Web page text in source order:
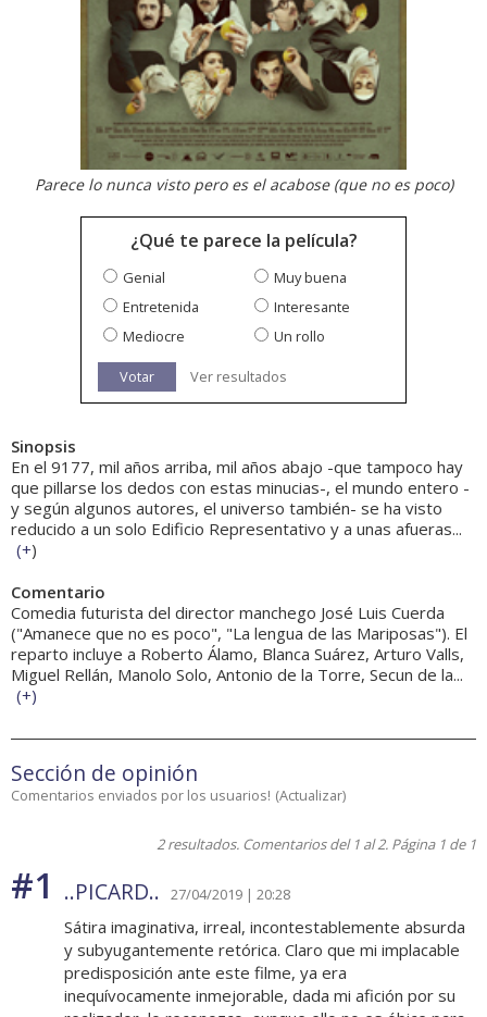
Parece lo nunca visto pero es el acabose (que no es poco)
¿Qué te parece la película?
Genial
Muy buena
Entretenida
Interesante
Mediocre
Un rollo
Votar Ver resultados
Sinopsis
En el 9177, mil años arriba, mil años abajo -que tampoco hay
que pillarse los dedos con estas minucias-, el mundo entero -
y según algunos autores, el universo también- se ha visto
reducido a un solo Edificio Representativo y a unas afueras...
(+)
Comentario
Comedia futurista del director manchego José Luis Cuerda
("Amanece que no es poco", "La lengua de las Mariposas"). El
reparto incluye a Roberto Álamo, Blanca Suárez, Arturo Valls,
Miguel Rellán, Manolo Solo, Antonio de la Torre, Secun de la...
(+)
Sección de opinión
Comentarios enviados por los usuarios! (Actualizar)
2 resultados. Comentarios del 1 al 2. Página 1 de 1
#1 ..PICARD.. 27/04/2019 | 20:28
Sátira imaginativa, irreal, incontestablemente absurda
y subyugantemente retórica. Claro que mi implacable
predisposición ante este filme, ya era
inequívocamente inmejorable, dada mi afición por su